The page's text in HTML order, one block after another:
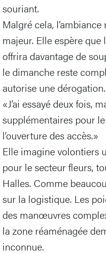
souriant.
Malgré cela,
majeur. Elle espère
offrira davantage de
le dimanche reste
autorise une dérogation.
«J’ai essayé deux fois,
supplémentaires pour
l’ouverture des accès.»
Elle imagine volontiers
pour le secteur fleurs,
Halles. Comme
sur la logistique. Les
des manœuvres
la zone réaménagée
inconnue.